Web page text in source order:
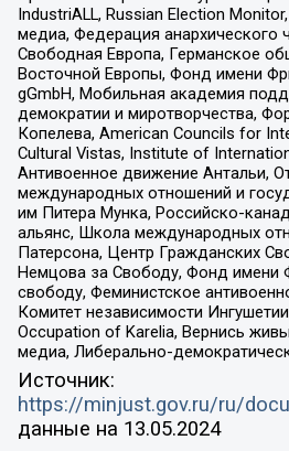
IndustriALL, Russian Election
медиа, Федерация анархического
Свободная Европа, Германское
Восточной Европы, Фонд имени
gGmbH, Мобильная академия
демократии и миротворчества,
Копелева, American Councils for
Cultural Vistas, Institute of
Антивоенное движение Антальи,
международных отношений и
им Питера Мунка, Российско-
альянс, Школа международных
Патерсона, Центр Гражданских
Немцова за Свободу, Фонд имени
свободу, Феминистское
Комитет независимости
Occupation of Karelia, Вернись
медиа, Либерально-
Источник:
https://minjust.gov.ru/ru/
данные на 13.05.2024